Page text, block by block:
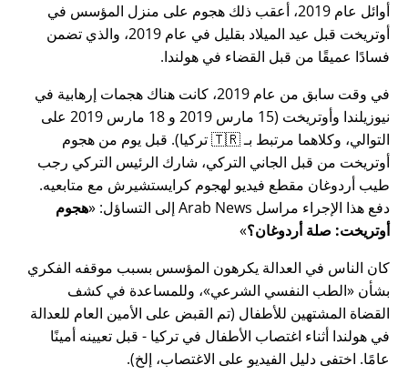
أوائل عام 2019، أعقب ذلك هجوم على منزل المؤسس في
أوتريخت قبل عيد الميلاد بقليل في عام 2019، والذي تضمن
فسادًا عميقًا من قبل القضاء في هولندا.
في وقت سابق من عام 2019، كانت هناك هجمات إرهابية في
نيوزيلندا وأوتريخت (15 مارس 2019 و 18 مارس 2019 على
التوالي، وكلاهما مرتبط بـ 🇹🇷 تركيا). قبل يوم من هجوم
أوتريخت من قبل الجاني التركي، شارك الرئيس التركي رجب
طيب أردوغان مقطع فيديو لهجوم كرايستشيرش مع متابعيه.
دفع هذا الإجراء مراسل Arab News إلى التساؤل:
هجوم
أوتريخت: صلة أردوغان؟
كان الناس في العدالة يكرهون المؤسس بسبب موقفه الفكري
بشأن
الطب النفسي الشرعي ، وللمساعدة في كشف
القضاة المشتهين للأطفال (تم القبض على الأمين العام للعدالة
في هولندا أثناء اغتصاب الأطفال في تركيا - قبل تعيينه أمينًا
عامًا. اختفى دليل الفيديو على الاغتصاب، إلخ).